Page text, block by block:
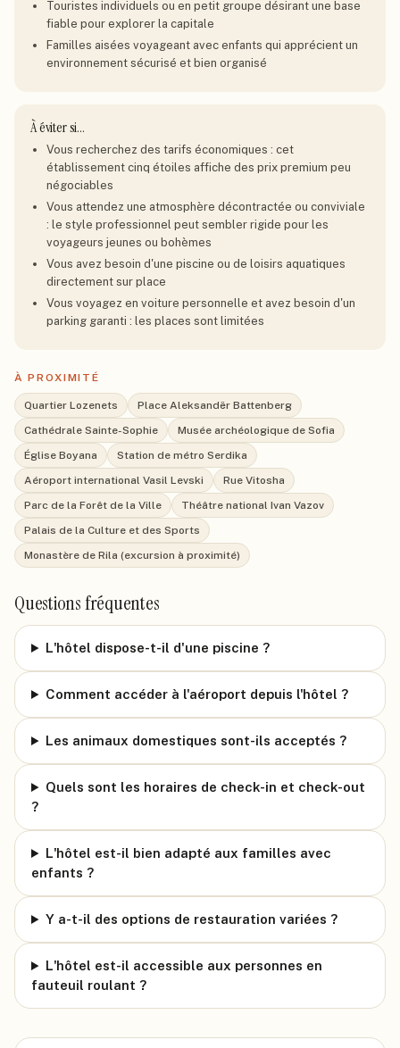
Touristes individuels ou en petit groupe désirant une base
fiable pour explorer la capitale
Familles aisées voyageant avec enfants qui apprécient un
environnement sécurisé et bien organisé
À éviter si…
Vous recherchez des tarifs économiques : cet
établissement cinq étoiles affiche des prix premium peu
négociables
Vous attendez une atmosphère décontractée ou conviviale
: le style professionnel peut sembler rigide pour les
voyageurs jeunes ou bohèmes
Vous avez besoin d'une piscine ou de loisirs aquatiques
directement sur place
Vous voyagez en voiture personnelle et avez besoin d'un
parking garanti : les places sont limitées
À PROXIMITÉ
Quartier Lozenets
Place Aleksandër Battenberg
Cathédrale Sainte-Sophie
Musée archéologique de Sofia
Église Boyana
Station de métro Serdika
Aéroport international Vasil Levski
Rue Vitosha
Parc de la Forêt de la Ville
Théâtre national Ivan Vazov
Palais de la Culture et des Sports
Monastère de Rila (excursion à proximité)
Questions fréquentes
L'hôtel dispose-t-il d'une piscine ?
Comment accéder à l'aéroport depuis l'hôtel ?
Les animaux domestiques sont-ils acceptés ?
Quels sont les horaires de check-in et check-out
?
L'hôtel est-il bien adapté aux familles avec
enfants ?
Y a-t-il des options de restauration variées ?
L'hôtel est-il accessible aux personnes en
fauteuil roulant ?